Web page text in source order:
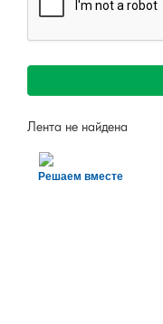
Лента не найдена
Решаем вместе